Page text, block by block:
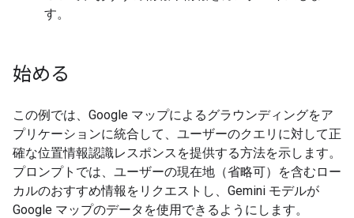
す。
始める
この例では、Google マップによるグラウンディングをア
プリケーションに統合して、ユーザーのクエリに対して正
確な位置情報認識レスポンスを提供する方法を示します。
プロンプトでは、ユーザーの現在地（省略可）を含むロー
カルのおすすめ情報をリクエストし、Gemini モデルが
Google マップのデータを使用できるようにします。